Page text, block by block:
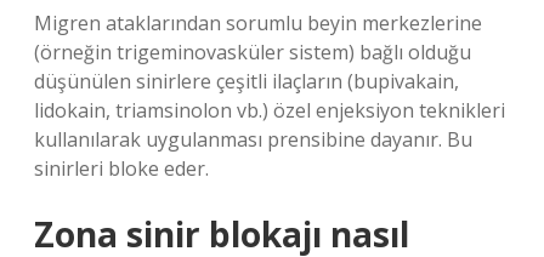
Migren ataklarından sorumlu beyin merkezlerine
(örneğin trigeminovasküler sistem) bağlı olduğu
düşünülen sinirlere çeşitli ilaçların (bupivakain,
lidokain, triamsinolon vb.) özel enjeksiyon teknikleri
kullanılarak uygulanması prensibine dayanır. Bu
sinirleri bloke eder.
Zona sinir blokajı nasıl